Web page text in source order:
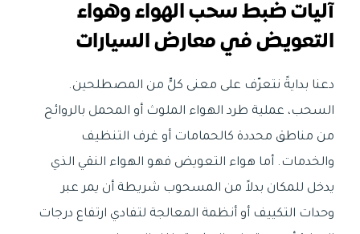
آليات ضبط سحب الهواء وهواء
التعويض في معارض السيارات
دعنا بدايةً نتعرّف على معنى كلٍّ من المصطلحين.
السحب، عملية طرد الهواء الملوث أو المحمل بالروائح
من مناطق محددة كالحمامات أو غرف التنظيف
والخدمات. أما هواء التعويض فهو الهواء النقي الذي
يدخل للمكان بدلاً من المسحوب شريطة أن يمر عبر
وحدات التكييف أو أنظمة المعالجة لتفادي ارتفاع درجات